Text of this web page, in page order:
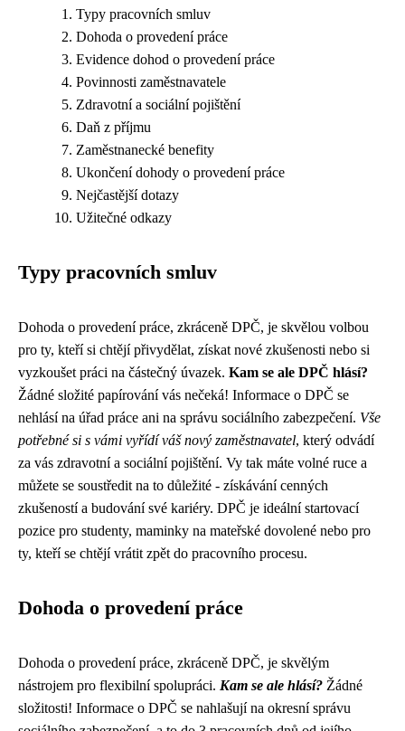
Typy pracovních smluv
Dohoda o provedení práce
Evidence dohod o provedení práce
Povinnosti zaměstnavatele
Zdravotní a sociální pojištění
Daň z příjmu
Zaměstnanecké benefity
Ukončení dohody o provedení práce
Nejčastější dotazy
Užitečné odkazy
Typy pracovních smluv
Dohoda o provedení práce, zkráceně DPČ, je skvělou volbou
pro ty, kteří si chtějí přivydělat, získat nové zkušenosti nebo si
vyzkoušet práci na částečný úvazek. Kam se ale DPČ hlásí?
Žádné složité papírování vás nečeká! Informace o DPČ se
nehlásí na úřad práce ani na správu sociálního zabezpečení. Vše
potřebné si s vámi vyřídí váš nový zaměstnavatel, který odvádí
za vás zdravotní a sociální pojištění. Vy tak máte volné ruce a
můžete se soustředit na to důležité - získávání cenných
zkušeností a budování své kariéry. DPČ je ideální startovací
pozice pro studenty, maminky na mateřské dovolené nebo pro
ty, kteří se chtějí vrátit zpět do pracovního procesu.
Dohoda o provedení práce
Dohoda o provedení práce, zkráceně DPČ, je skvělým
nástrojem pro flexibilní spolupráci. Kam se ale hlásí? Žádné
složitosti! Informace o DPČ se nahlašují na okresní správu